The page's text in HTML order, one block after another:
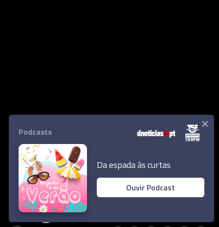
Reveja esta quarta-feira através
de 24 imagens
Marco Livramento
Podcasts
Da espada às curtas
Ouvir Podcast
×